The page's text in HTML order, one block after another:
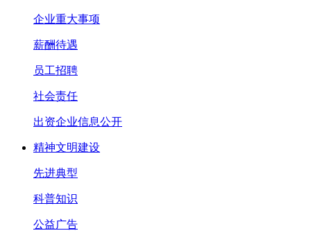
企业重大事项
薪酬待遇
员工招聘
社会责任
出资企业信息公开
精神文明建设
先进典型
科普知识
公益广告